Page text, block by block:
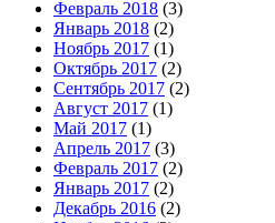
Февраль 2018 (3)
Январь 2018 (2)
Ноябрь 2017 (1)
Октябрь 2017 (2)
Сентябрь 2017 (2)
Август 2017 (1)
Май 2017 (1)
Апрель 2017 (3)
Февраль 2017 (2)
Январь 2017 (2)
Декабрь 2016 (2)